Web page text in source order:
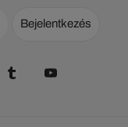
Bejelentkezés